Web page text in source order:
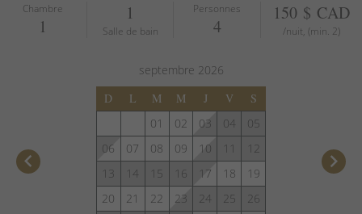
Chambre
1
1
Salle de bain
Personnes
4
150 $ CAD
/nuit, (min. 2)
keyboard_arrow_left
septembre 2026
D
L M M J V
S
01
02 03 04
05
06
07 08 09 10 11
12
13
14 15 16 17 18
19
20
21 22 23 24 25
26
keyboard_arrow_right